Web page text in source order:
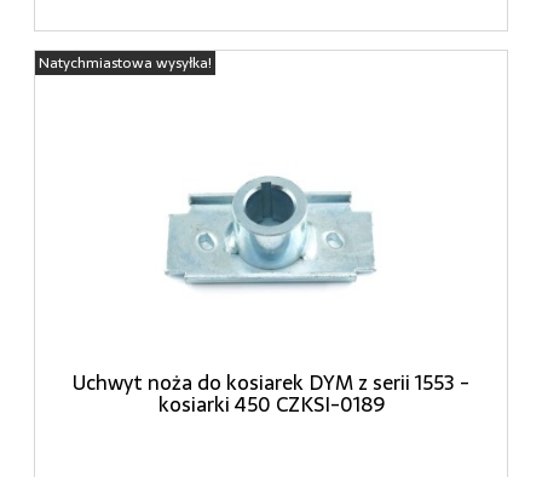
Uchwyt noża do kosiarek DYM z serii 1553 -
kosiarki 450 CZKSI-0189
Natychmiastowa wysyłka!